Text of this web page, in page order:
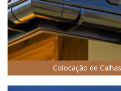
Colocação de